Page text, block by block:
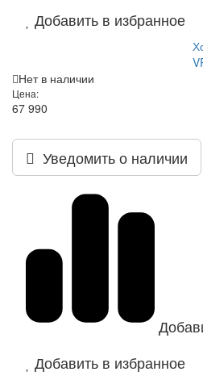
Добавить в избранное
Нет в наличии
Цена:
67 990
Уведомить о наличии
Добавить в избранное